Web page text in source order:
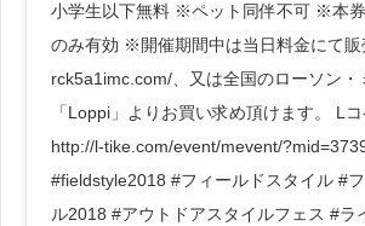
小学生以下無料 ※ペット同伴不可 ※本
のみ有効 ※開催期間中は当日料金にて
rck5a1imc.com/、又は全国のローソン・
「Loppi」よりお買い求め頂けます。 L
http://l-tike.com/event/mevent/
#fieldstyle2018 #フィールドスタイル #
ル2018 #アウトドアスタイルフェス #ラ